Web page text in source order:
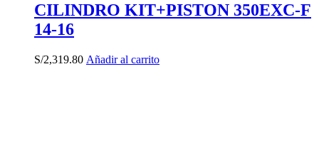
CILINDRO KIT+PISTON 350EXC-F
14-16
S/2,319.80 Añadir al carrito